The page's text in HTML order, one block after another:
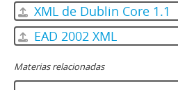
105 - Carta de Jorge
106 - Carta de Jorge
107 - Escrito dirigido a
108 - Carta de
109 - Carta de Jorge
XML de Dublin Core 1.1
EAD 2002 XML
Materias relacionadas